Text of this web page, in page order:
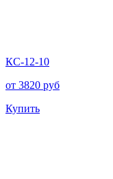
КС-12-10
от 3820 руб
Купить